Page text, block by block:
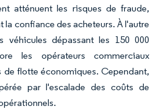
atténuent les risques de fraude,
la confiance des acheteurs. À l'autre
véhicules dépassant les 150 000
les opérateurs commerciaux
de flotte économiques. Cependant,
par l'escalade des coûts de